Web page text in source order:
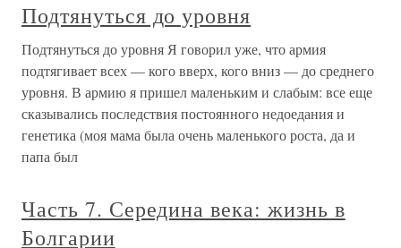
Подтянуться до уровня
Подтянуться до уровня Я говорил уже, что армия
подтягивает всех — кого вверх, кого вниз — до среднего
уровня. В армию я пришел маленьким и слабым: все еще
сказывались последствия постоянного недоедания и
генетика (моя мама была очень маленького роста, да и
папа был
Часть 7. Середина века: жизнь в
Болгарии